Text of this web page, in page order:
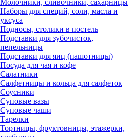
Молочники, сливочники, сахарницы
Наборы для специй, соли, масла и
уксуса
Подносы, столики в постель
Подставки для зубочисток,
пепельницы
Подставки для яиц (пашотницы)
Посуда для чая и кофе
Салатники
Салфетницы и кольца для салфеток
Соусники
Суповые вазы
Суповые чаши
Тарелки
Тортницы, фруктовницы, этажерки,